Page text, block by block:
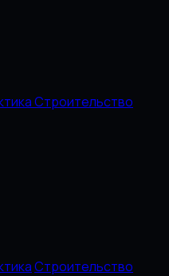
Строительство
Строительство